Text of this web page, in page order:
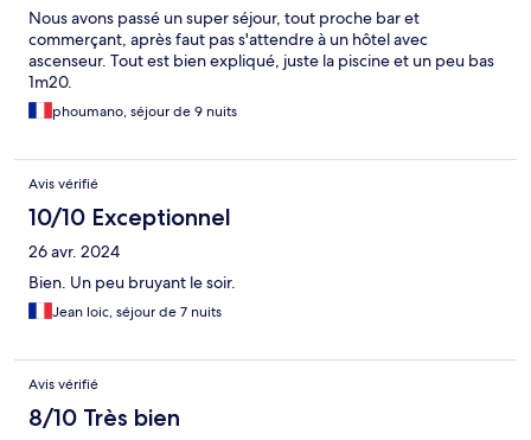
Nous avons passé un super séjour, tout proche bar et
commerçant, après faut pas s'attendre à un hôtel avec
ascenseur. Tout est bien expliqué, juste la piscine et un peu bas
1m20.
phoumano, séjour de 9 nuits
Avis vérifié
10/10 Exceptionnel
26 avr. 2024
Bien. Un peu bruyant le soir.
Jean loic, séjour de 7 nuits
Avis vérifié
8/10 Très bien